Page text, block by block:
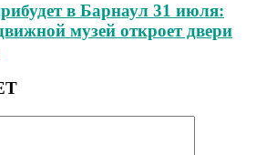
в Барнаул 31 июля:
музей откроет двери